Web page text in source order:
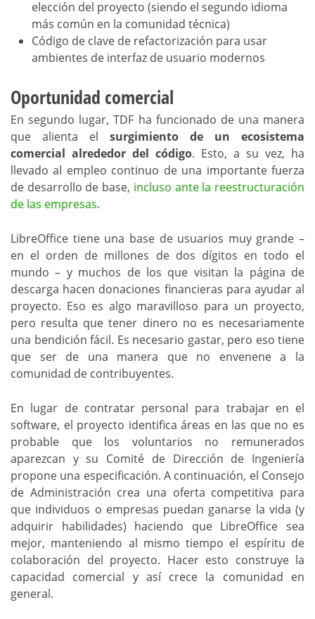
elección del proyecto (siendo el segundo idioma
más común en la comunidad técnica)
Código de clave de refactorización para usar
ambientes de interfaz de usuario modernos
Oportunidad comercial
En segundo lugar, TDF ha funcionado de una manera
que alienta el surgimiento de un ecosistema
comercial alrededor del código. Esto, a su vez, ha
llevado al empleo continuo de una importante fuerza
de desarrollo de base, incluso ante la reestructuración
de las empresas.
LibreOffice tiene una base de usuarios muy grande –
en el orden de millones de dos dígitos en todo el
mundo – y muchos de los que visitan la página de
descarga hacen donaciones financieras para ayudar al
proyecto. Eso es algo maravilloso para un proyecto,
pero resulta que tener dinero no es necesariamente
una bendición fácil. Es necesario gastar, pero eso tiene
que ser de una manera que no envenene a la
comunidad de contribuyentes.
En lugar de contratar personal para trabajar en el
software, el proyecto identifica áreas en las que no es
probable que los voluntarios no remunerados
aparezcan y su Comité de Dirección de Ingeniería
propone una especificación. A continuación, el Consejo
de Administración crea una oferta competitiva para
que individuos o empresas puedan ganarse la vida (y
adquirir habilidades) haciendo que LibreOffice sea
mejor, manteniendo al mismo tiempo el espíritu de
colaboración del proyecto. Hacer esto construye la
capacidad comercial y así crece la comunidad en
general.